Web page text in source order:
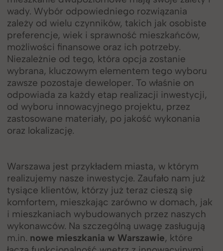
wady. Wybór odpowiedniego rozwiązania
zależy od wielu czynników, takich jak osobiste
preferencje, wiek i sprawność mieszkańców,
możliwości finansowe oraz ich potrzeby.
Niezależnie od tego, która opcja zostanie
wybrana, kluczowym elementem tego wyboru
zawsze pozostaje deweloper. To właśnie on
odpowiada za każdy etap realizacji inwestycji,
od wyboru innowacyjnego projektu, przez
zastosowane materiały, po jakość wykonania
oraz lokalizację.
Warszawa jest przykładem miasta, w którym
realizujemy nasze inwestycje. Zaufało nam już
tysiące klientów, którzy już teraz cieszą się
komfortem, mieszkając zarówno w domach, jak
i mieszkaniach wybudowanych przez naszych
wykonawców. Na szczególną uwagę zasługują
m.in. nowe mieszkania w Warszawie, które